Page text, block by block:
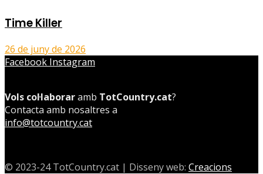
Time Killer
26 de juny de 2026
Facebook Instagram
Vols col·laboraramb TotCountry.cat?
Contacta amb nosaltres a
info@totcountry.cat
© 2023-24 TotCountry.cat | Disseny web: Creacions